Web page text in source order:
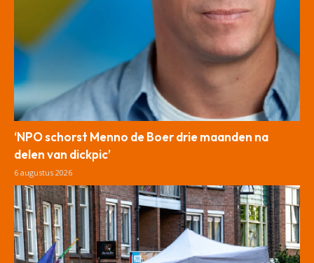
‘NPO schorst Menno de Boer drie maanden na
delen van dickpic’
6 augustus 2026